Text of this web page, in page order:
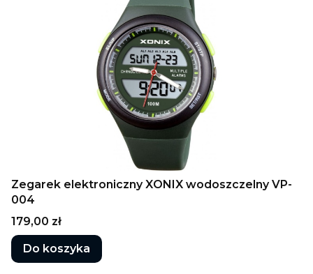
Zegarek elektroniczny XONIX wodoszczelny VP-
004
Cena
179,00 zł
Do koszyka